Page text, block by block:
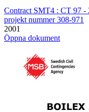
Contract SMT4 : CT 97
projekt nummer 308-971
2001
Öppna dokument